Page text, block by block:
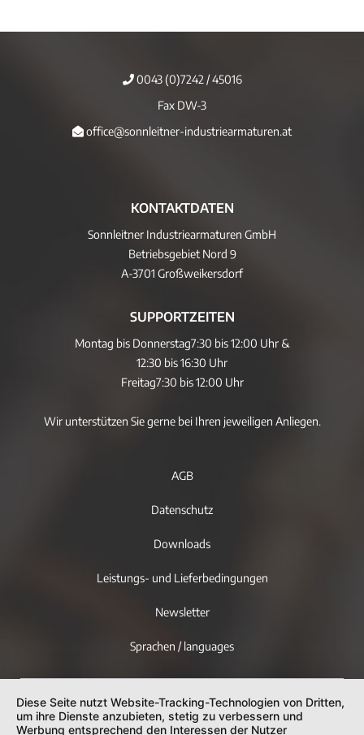
0043 (0)7242 / 45016
Fax DW-3
office@sonnleitner-industriearmaturen.at
KONTAKTDATEN
Sonnleitner Industriearmaturen GmbH
Betriebsgebiet Nord 9
A-3701 Großweikersdorf
SUPPORTZEITEN
Montag bis Donnerstag7:30 bis 12:00 Uhr &
12:30 bis 16:30 Uhr
Freitag7:30 bis 12:00 Uhr
Wir unterstützen Sie gerne bei Ihren jeweiligen Anliegen.
AGB
Datenschutz
Downloads
Leistungs- und Lieferbedingungen
Newsletter
Sprachen / languages
Diese Seite nutzt Website-Tracking-Technologien von Dritten,
um ihre Dienste anzubieten, stetig zu verbessern und
Werbung entsprechend den Interessen der Nutzer